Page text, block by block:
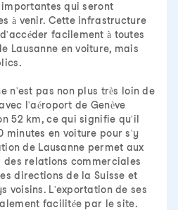
qui seront
à venir. Cette infrastructure
facilement à toutes
Lausanne en voiture, mais
n'est pas non plus très loin de
l'aéroport de Genève
52 km, ce qui signifie qu'il
minutes en voiture pour s'y
de Lausanne permet aux
relations commerciales
directions de la Suisse et
voisins. L'exportation de ses
facilitée par le site.